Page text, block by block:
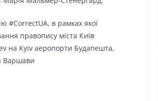
#CorrectUA, в рамках якої
правопису міста Київ
на Kyiv аеропорти Будапешта,
Варшави